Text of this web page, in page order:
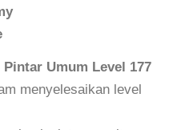
Pintar Umum Level 177
menyelesaikan level